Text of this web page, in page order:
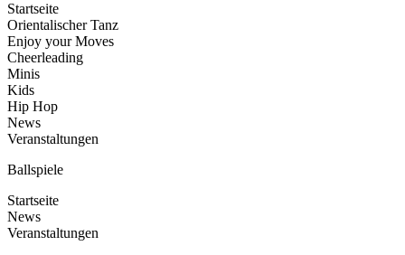
Startseite
Orientalischer Tanz
Enjoy your Moves
Cheerleading
Minis
Kids
Hip Hop
News
Veranstaltungen
Ballspiele
Startseite
News
Veranstaltungen